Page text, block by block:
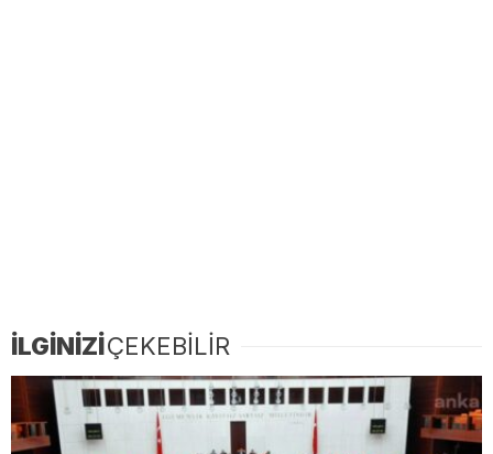
İLGİNİZİÇEKEBİLİR